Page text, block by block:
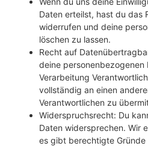
Daten erteilst, hast du das
widerrufen und deine
löschen zu lassen.
Recht auf
deine
Verarbeitung
vollständig an einen
Verantwortlichen zu
Widerspruchsrecht: Du
Daten widersprechen. Wir
es gibt berechtigte